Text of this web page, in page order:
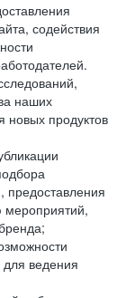
содействия
наших
новых продуктов
предоставления
мероприятий,
ведения